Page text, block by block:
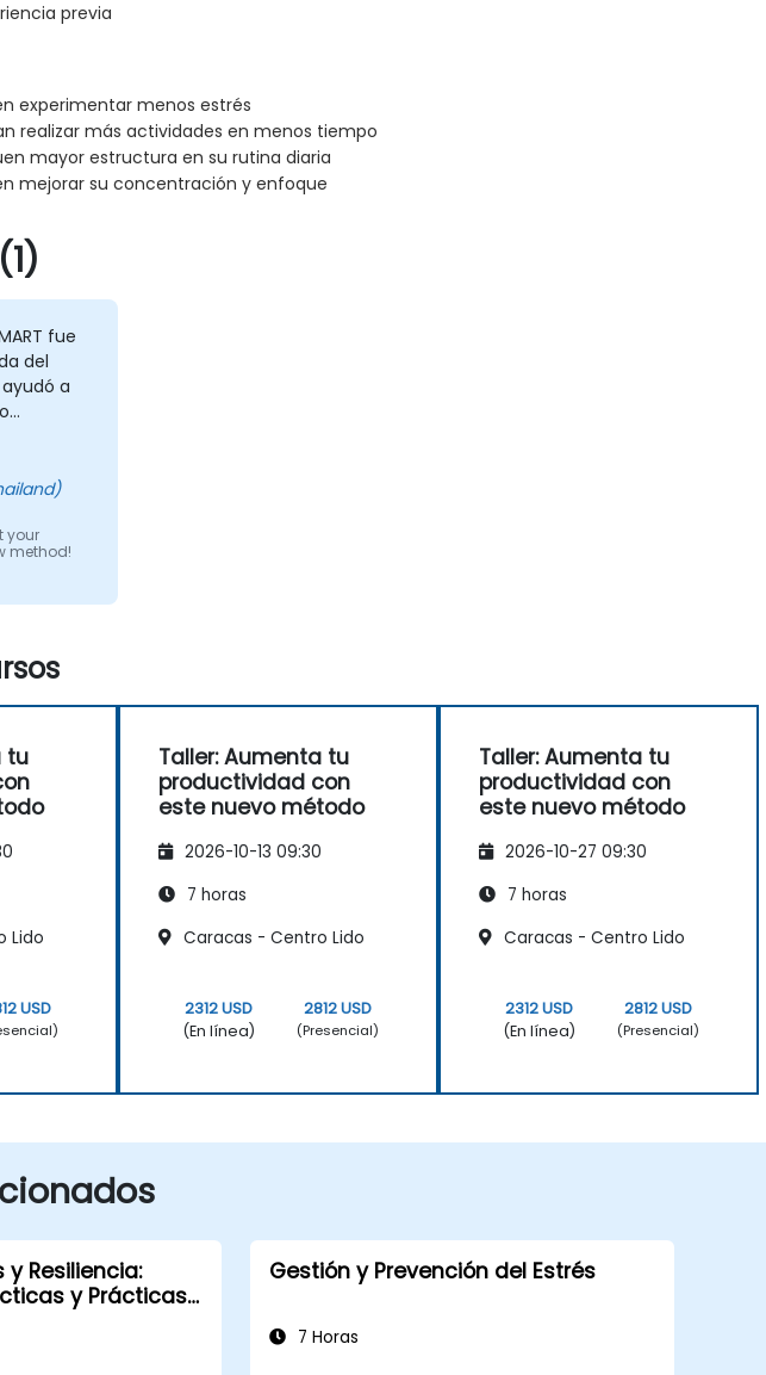
previa
experimentar menos estrés
realizar más actividades en menos tiempo
mayor estructura en su rutina diaria
mejorar su concentración y enfoque
fue
del
a
con
ver que
se
como
your
method!
tu
Lido
USD
Taller: Aumenta tu
productividad con
este nuevo método
2026-10-13 09:30
7 horas
Caracas - Centro Lido
2312 USD
(En línea)
2812 USD
(Presencial)
Taller: Aumenta tu
productividad con
este nuevo método
2026-10-27 09:30
7 horas
Caracas - Centro Lido
2312 USD
(En línea)
2812 USD
(Presencial)
y Resiliencia:
y Prácticas
Gestión y Prevención del Estrés
7 Horas